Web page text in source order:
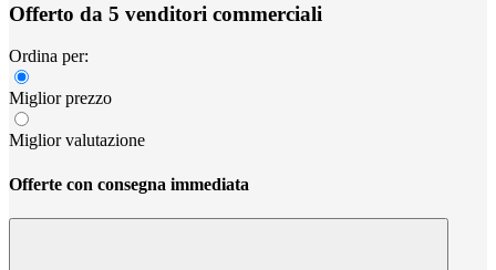
Offerto da 5 venditori commerciali
Ordina per:
Miglior prezzo
Miglior valutazione
Offerte con consegna immediata